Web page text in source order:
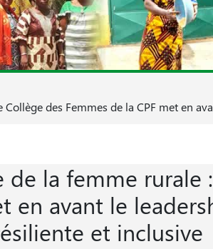
des Femmes de la CPF met en
la femme rurale
en avant le
et inclusive